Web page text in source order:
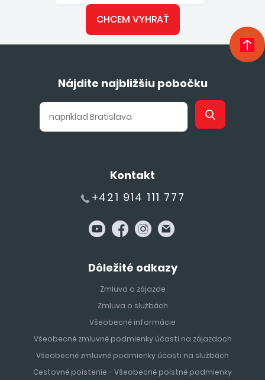
CHCEM VYHRAŤ
Nájdite najbližšiu pobočku
Kontakt
+421 914 111 777
Dôležité odkazy
Zmluva o zájazde
Zmluva o službách
Všeobecné informácie
Všeobecné zmluvné podmienky účasti na zájazdoch
Všeobecné zmluvné podmienky účasti na službách
Cestovné poistenie - Všeobecné poistné podmienky